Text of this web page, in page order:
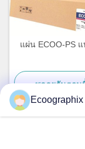
แผ่น ECOO-PS
พูดคุยกันตอน
Ecoographix